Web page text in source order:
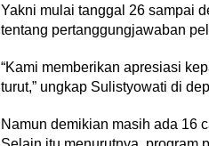
Yakni mulai tanggal 26 sampai
tentang pertanggungjawaban
“Kami memberikan apresiasi
turut,” ungkap Sulistyowati di
Namun demikian masih ada 16